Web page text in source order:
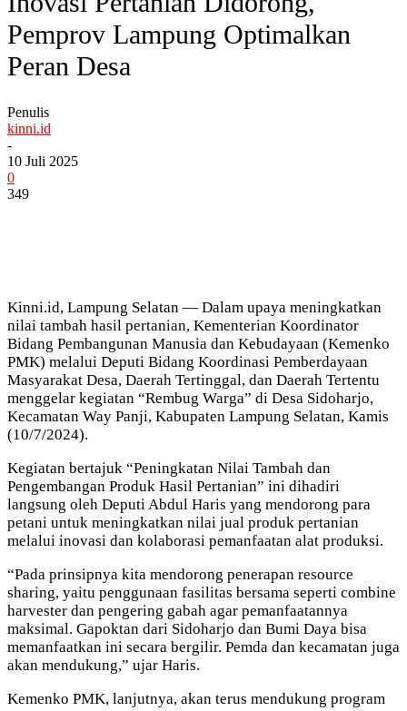
Pemprov Lampung Optimalkan
Peran Desa
Penulis
kinni.id
-
10 Juli 2025
0
349
Kinni.id, Lampung Selatan — Dalam upaya meningkatkan
nilai tambah hasil pertanian, Kementerian Koordinator
Bidang Pembangunan Manusia dan Kebudayaan (Kemenko
PMK) melalui Deputi Bidang Koordinasi Pemberdayaan
Masyarakat Desa, Daerah Tertinggal, dan Daerah Tertentu
menggelar kegiatan “Rembug Warga” di Desa Sidoharjo,
Kecamatan Way Panji, Kabupaten Lampung Selatan, Kamis
(10/7/2024).
Kegiatan bertajuk “Peningkatan Nilai Tambah dan
Pengembangan Produk Hasil Pertanian” ini dihadiri
langsung oleh Deputi Abdul Haris yang mendorong para
petani untuk meningkatkan nilai jual produk pertanian
melalui inovasi dan kolaborasi pemanfaatan alat produksi.
“Pada prinsipnya kita mendorong penerapan resource
sharing, yaitu penggunaan fasilitas bersama seperti combine
harvester dan pengering gabah agar pemanfaatannya
maksimal. Gapoktan dari Sidoharjo dan Bumi Daya bisa
memanfaatkan ini secara bergilir. Pemda dan kecamatan juga
akan mendukung,” ujar Haris.
Kemenko PMK, lanjutnya, akan terus mendukung program